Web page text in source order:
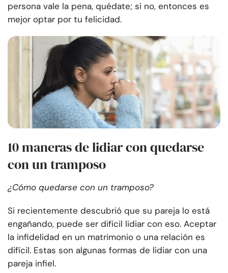
persona vale la pena, quédate; si no, entonces es
mejor optar por tu felicidad.
10 maneras de lidiar con quedarse
con un tramposo
¿Cómo quedarse con un tramposo?
Si recientemente descubrió que su pareja lo está
engañando, puede ser difícil lidiar con eso. Aceptar
la infidelidad en un matrimonio o una relación es
difícil. Estas son algunas formas de lidiar con una
pareja infiel.